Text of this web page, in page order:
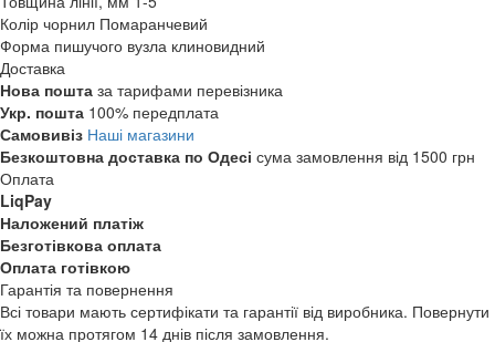
Колір чорнил Помаранчевий
Форма пишучого вузла клиновидний
Доставка
Нова пошта за тарифами перевізника
Укр. пошта 100% передплата
Самовивіз Наші магазини
Безкоштовна доставка по Одесі сума замовлення від 1500 грн
Оплата
LiqPay
Наложений платіж
Безготівкова оплата
Оплата готівкою
Гарантія та повернення
Всі товари мають сертифікати та гарантії від виробника. Повернути
їх можна протягом 14 днів після замовлення.